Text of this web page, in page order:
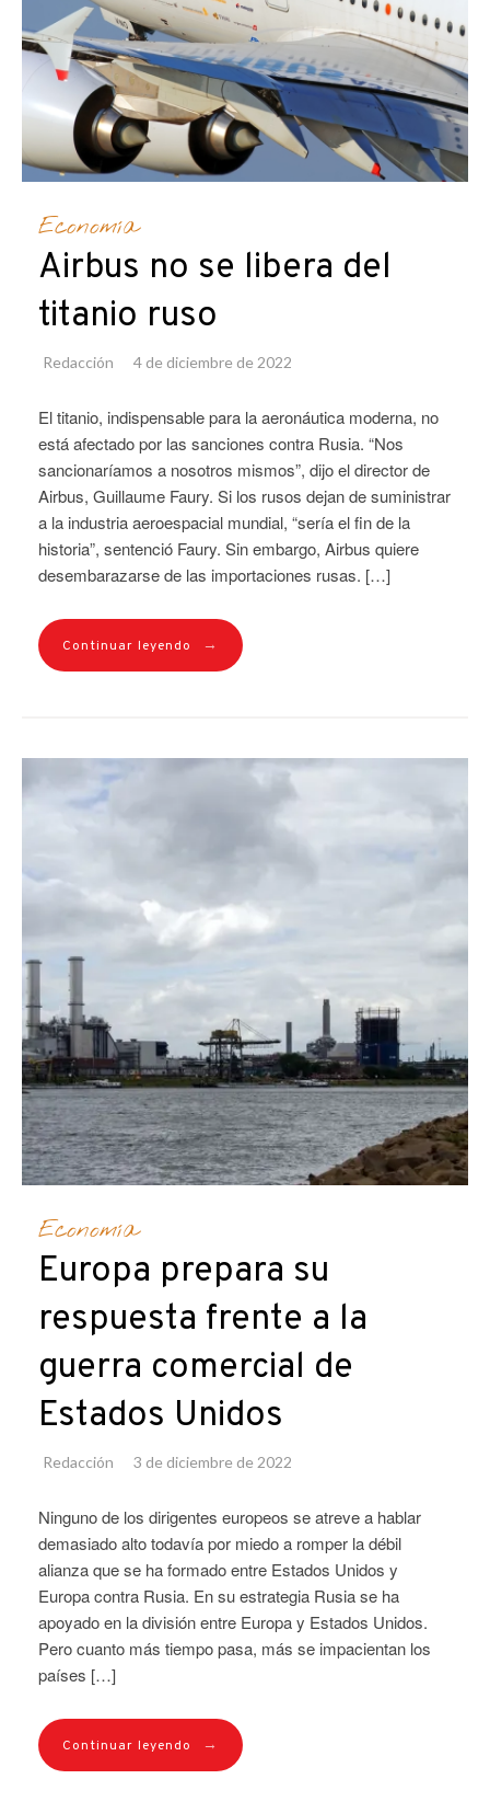
Economía
Airbus no se libera del
titanio ruso
Redacción 4 de diciembre de 2022
El titanio, indispensable para la aeronáutica moderna, no
está afectado por las sanciones contra Rusia. “Nos
sancionaríamos a nosotros mismos”, dijo el director de
Airbus, Guillaume Faury. Si los rusos dejan de suministrar
a la industria aeroespacial mundial, “sería el fin de la
historia”, sentenció Faury. Sin embargo, Airbus quiere
desembarazarse de las importaciones rusas. […]
Continuar leyendo →
Economía
Europa prepara su
respuesta frente a la
guerra comercial de
Estados Unidos
Redacción 3 de diciembre de 2022
Ninguno de los dirigentes europeos se atreve a hablar
demasiado alto todavía por miedo a romper la débil
alianza que se ha formado entre Estados Unidos y
Europa contra Rusia. En su estrategia Rusia se ha
apoyado en la división entre Europa y Estados Unidos.
Pero cuanto más tiempo pasa, más se impacientan los
países […]
Continuar leyendo →